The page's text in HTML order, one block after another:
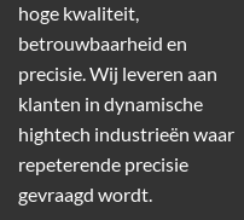
hoge kwaliteit,
betrouwbaarheid en
precisie. Wij leveren aan
klanten in dynamische
hightech industrieën waar
repeterende precisie
gevraagd wordt.